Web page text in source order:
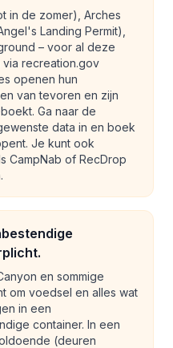
in de zomer), Arches
Landing Permit),
– voor al deze
recreation.gov
openen hun
van tevoren en zijn
Ga naar de
data in en boek
Je kunt ook
CampNab of RecDrop
en sommige
om voedsel en alles wat
in een
container. In een
(deuren